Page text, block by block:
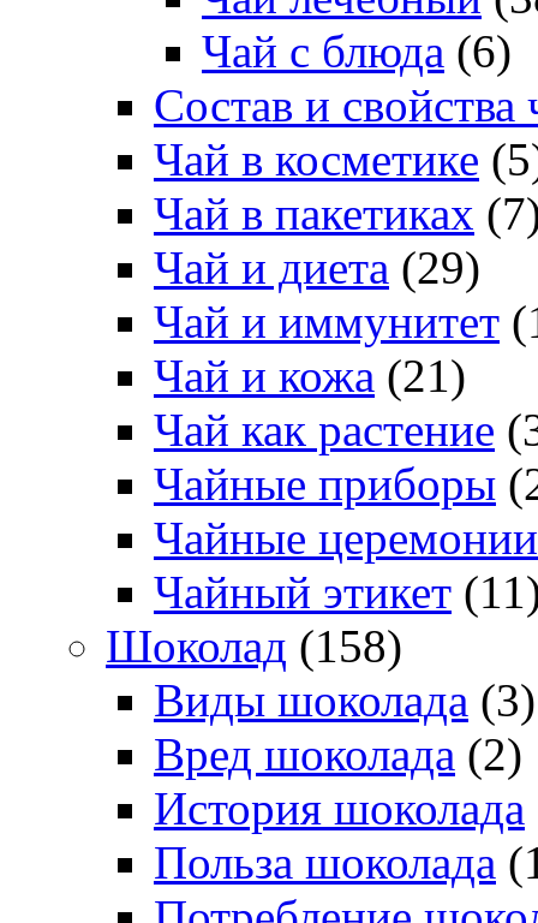
Чай с блюда (6)
Состав и свойства
Чай в косметике
Чай в пакетиках
Чай и диета (29)
Чай и иммунитет
Чай и кожа (21)
Чай как растение
Чайные приборы
Чайные церемонии
Чайный этикет
Шоколад (158)
Виды шоколада (3)
Вред шоколада (2)
История шоколада
Польза шоколада